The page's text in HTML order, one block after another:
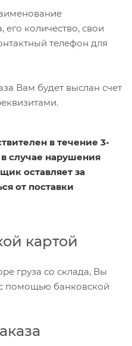
его количество, свои
телефон для
Вам будет выслан счет
в течение 3-
случае нарушения
оставляет за
от поставки
картой
груза со склада, Вы
помощью банковской